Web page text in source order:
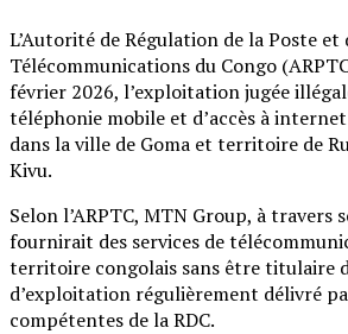
L’Autorité de Régulation de la Poste et
Télécommunications du Congo
février 2026, l’exploitation jugée
téléphonie mobile et d’accès à
dans la ville de Goma et territoire de
Kivu.
Selon l’ARPTC, MTN Group, à travers
fournirait des services de
territoire congolais sans être titulaire
d’exploitation régulièrement délivré
compétentes de la RDC.